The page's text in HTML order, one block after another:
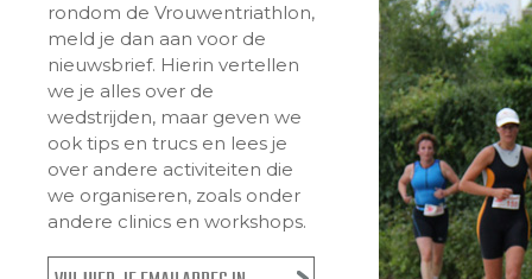
rondom de Vrouwentriathlon,
meld je dan aan voor de
nieuwsbrief. Hierin vertellen
we je alles over de
wedstrijden, maar geven we
ook tips en trucs en lees je
over andere activiteiten die
we organiseren, zoals onder
andere clinics en workshops.